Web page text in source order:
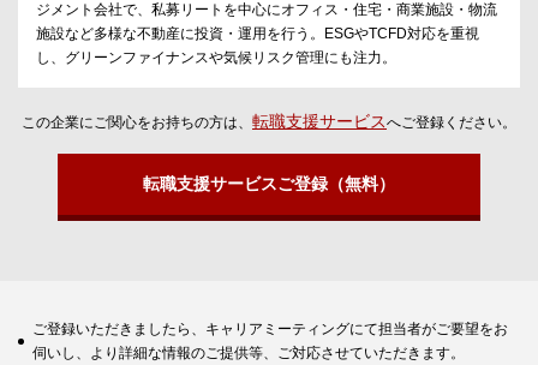
ジメント会社で、私募リートを中心にオフィス・住宅・商業施設・物流
施設など多様な不動産に投資・運用を行う。ESGやTCFD対応を重視
し、グリーンファイナンスや気候リスク管理にも注力。
この企業にご関心をお持ちの方は、 転職支援サービスへご登録ください。
転職支援サービスご登録（無料）
ご登録いただきましたら、キャリアミーティングにて担当者がご要望をお
伺いし、より詳細な情報のご提供等、ご対応させていただきます。